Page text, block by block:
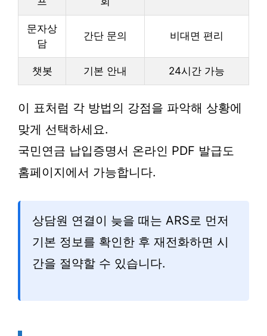
문자상
담
간단 문의 비대면 편리
챗봇 기본 안내 24시간 가능
이 표처럼 각 방법의 강점을 파악해 상황에
맞게 선택하세요.
국민연금 납입증명서 온라인 PDF 발급도
홈페이지에서 가능합니다.
상담원 연결이 늦을 때는 ARS로 먼저
기본 정보를 확인한 후 재전화하면 시
간을 절약할 수 있습니다.